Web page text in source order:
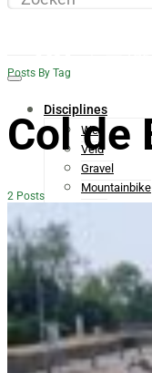
Disciplines
Weg
Veld
Gravel
Mountainbike
Baan
Mannen
Routes En
GPX
Cols en
Materiaal
Posts By Tag
Col de
2 Posts